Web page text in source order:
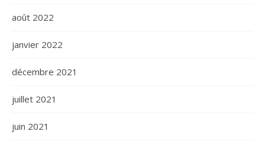
août 2022
janvier 2022
décembre 2021
juillet 2021
juin 2021